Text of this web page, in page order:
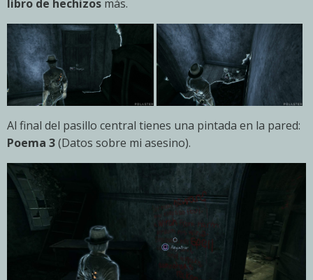
libro de hechizos más.
Al final del pasillo central tienes una pintada en la pared:
Poema 3(Datos sobre mi asesino).